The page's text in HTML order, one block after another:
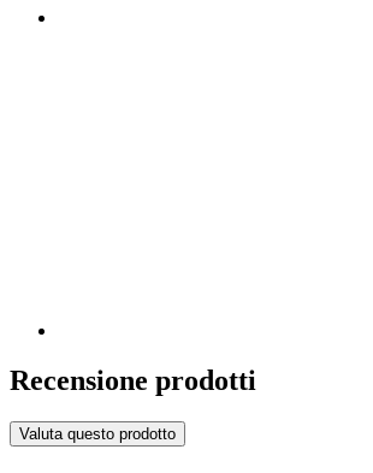
Recensione prodotti
Valuta questo prodotto